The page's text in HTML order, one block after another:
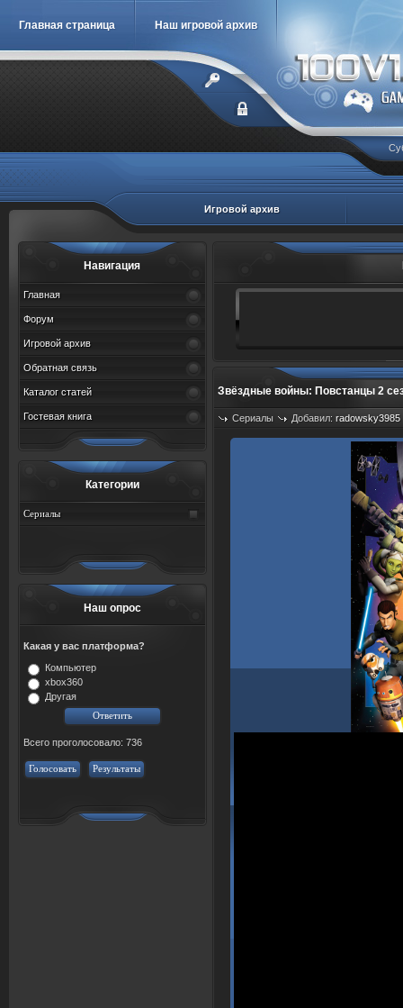
Главная страница Наш игровой архив
Игровой архив
Навигация
Главная
Форум
Игровой архив
Обратная связь
Каталог статей
Гостевая книга
Категории
Сериалы
Наш опрос
Какая у вас платформа?
Компьютер
xbox360
Другая
Всего проголосовало: 736
Голосовать Результаты
Звёздные войны: Повстанцы 2
Сериалы Добавил: radowsky3985
Просмотров: 490